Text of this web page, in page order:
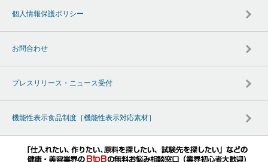
個人情報保護ポリシー
お問合わせ
プレスリリース・ニュース受付
機能性表示食品制度［機能性表示対応素材］